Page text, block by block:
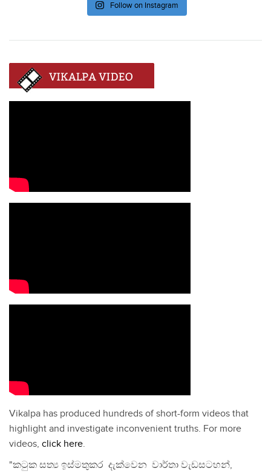
Follow on Instagram
Vikalpa has produced hundreds of short-form videos that
highlight and investigate inconvenient truths. For more
videos, click here.
"කටුක සත්‍ය ඉස්මතුකර දැක්වෙන වාර්තා වැඩසටහන්,